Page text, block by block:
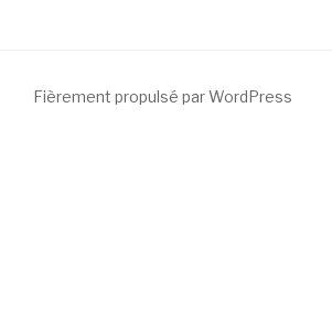
Fièrement propulsé par WordPress